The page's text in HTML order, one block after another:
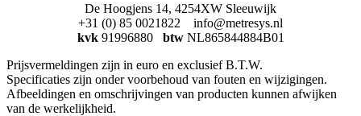
De Hoogjens 14, 4254XW Sleeuwijk
+31 (0) 85 0021822 info@metresys.nl
kvk 91996880 btw NL865844884B01
Prijsvermeldingen zijn in euro en exclusief B.T.W.
Specificaties zijn onder voorbehoud van fouten en wijzigingen.
Afbeeldingen en omschrijvingen van producten kunnen afwijken
van de werkelijkheid.